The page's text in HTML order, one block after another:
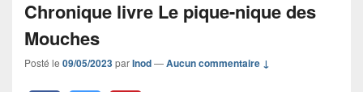
Chronique livre Le pique-nique des
Mouches
Posté le 09/05/2023parInod—Aucun commentaire ↓